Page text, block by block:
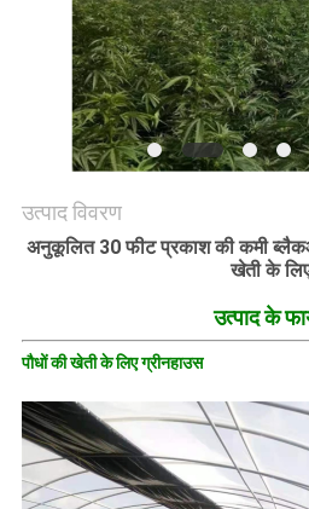
उत्पाद विवरण
अनुकूलित 30 फीट प्रकाश की कमी
खेती के
उत्पाद के
पौधों की खेती के लिए ग्रीनहाउस